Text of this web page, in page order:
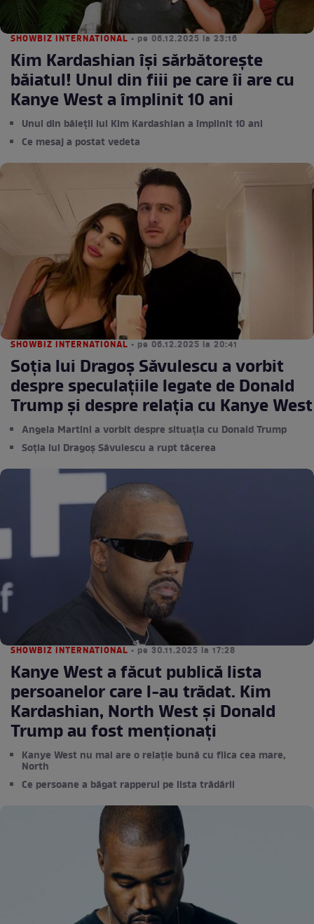
SHOWBIZ INTERNATIONAL • pe 06.12.2025 la 23:16
Kim Kardashian își sărbătorește
băiatul! Unul din fiii pe care îi are cu
Kanye West a împlinit 10 ani
Unul din băieții lui Kim Kardashian a împlinit 10 ani
Ce mesaj a postat vedeta
SHOWBIZ INTERNATIONAL • pe 06.12.2025 la 20:41
Soția lui Dragoș Săvulescu a vorbit
despre speculațiile legate de Donald
Trump și despre relația cu Kanye West
Angela Martini a vorbit despre situația cu Donald Trump
Soția lui Dragoș Săvulescu a rupt tăcerea
SHOWBIZ INTERNATIONAL • pe 30.11.2025 la 17:28
Kanye West a făcut publică lista
persoanelor care l-au trădat. Kim
Kardashian, North West și Donald
Trump au fost menționați
Kanye West nu mai are o relație bună cu fiica cea mare,
North
Ce persoane a băgat rapperul pe lista trădării